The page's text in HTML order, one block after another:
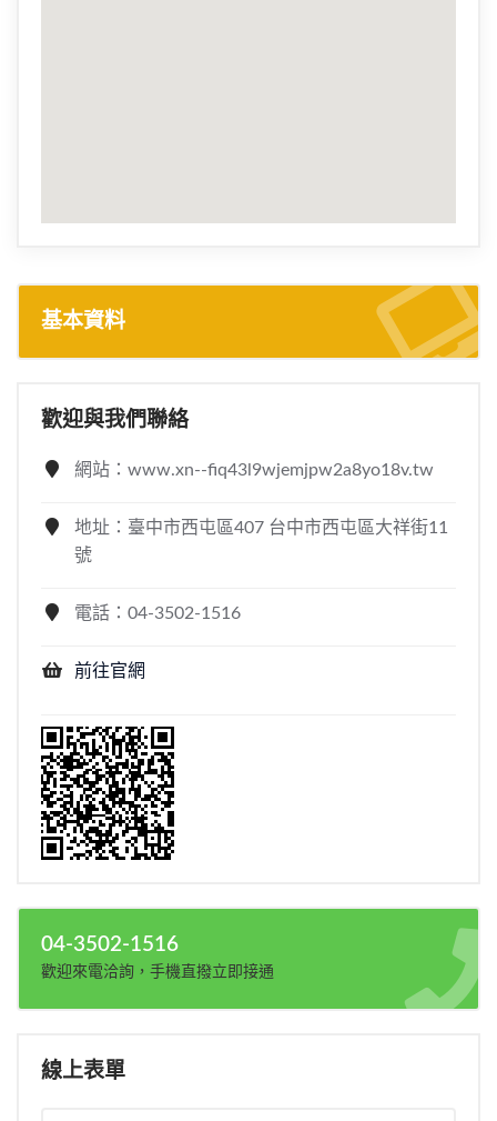
基本資料
歡迎與我們聯絡
網站：www.xn--fiq43l9wjemjpw2a8yo18v.tw
地址：臺中市西屯區407 台中市西屯區大祥街11
號
電話：04-3502-1516
前往官網
04-3502-1516
歡迎來電洽詢，手機直撥立即接通
線上表單